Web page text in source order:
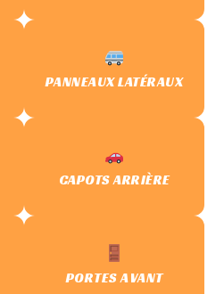
PANNEAUX LATÉRAUX
CAPOTS ARRIÈRE
PORTES AVANT